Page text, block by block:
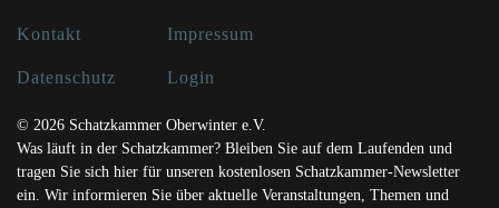
Kontakt Impressum
Datenschutz Login
© 2026 Schatzkammer Oberwinter e.V.
Was läuft in der Schatzkammer? Bleiben Sie auf dem Laufenden und
tragen Sie sich hier für unseren kostenlosen Schatzkammer-Newsletter
ein. Wir informieren Sie über aktuelle Veranstaltungen, Themen und